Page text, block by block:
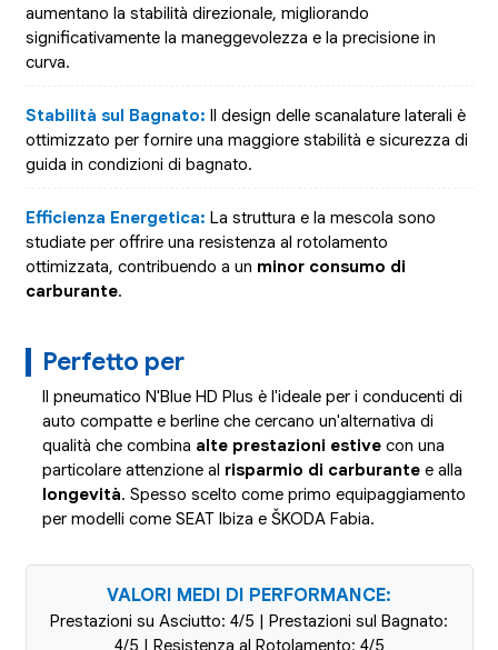
aumentano la stabilità direzionale, migliorando
significativamente la maneggevolezza e la precisione in
curva.
Stabilità sul Bagnato: Il design delle scanalature laterali è
ottimizzato per fornire una maggiore stabilità e sicurezza di
guida in condizioni di bagnato.
Efficienza Energetica: La struttura e la mescola sono
studiate per offrire una resistenza al rotolamento
ottimizzata, contribuendo a un minor consumo di
carburante.
Perfetto per
Il pneumatico N'Blue HD Plus è l'ideale per i conducenti di
auto compatte e berline che cercano un'alternativa di
qualità che combina alte prestazioni estivecon una
particolare attenzione al risparmio di carburantee alla
longevità. Spesso scelto come primo equipaggiamento
per modelli come SEAT Ibiza e ŠKODA Fabia.
VALORI MEDI DI PERFORMANCE:
Prestazioni su Asciutto: 4/5 | Prestazioni sul Bagnato: